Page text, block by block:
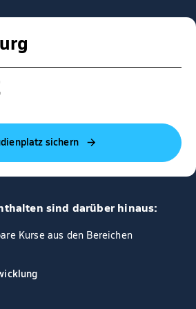
sichern
sind darüber hinaus:
Kurse aus den Bereichen